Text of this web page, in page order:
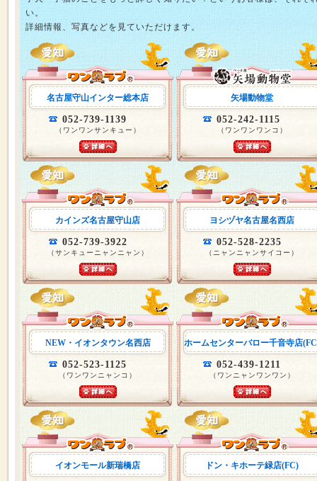
い。
詳細情報、写真などを見ていただけます。
名古屋守山インター総本店
052-739-1139
（ワンワンサンキュー）
矢場動物堂
052-242-1115
（ワンワンワンコ）
カインズ名古屋守山店
052-739-3922
（サンキューニャンニャン）
ヨシヅヤ名古屋名西店
052-528-2235
（ニャンニャンサイコー）
NEW・イオンタウン名西店
052-523-1125
（ワンワンニャンコ）
ホームセンターバロー千音寺店
052-439-1211
（ワンニャンワンワン）
イオンモール新瑞橋店 ドン・キホーテ緑店(FC)